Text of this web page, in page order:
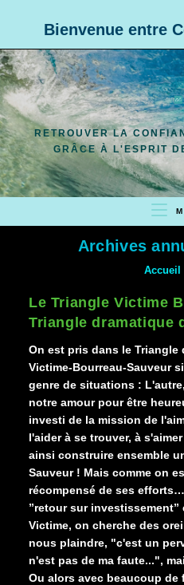
content
Bienvenue entre
RETROUVER LA
GRÂCE À L'ESPRIT
Archives
Accueil
Le Triangle Victime
Triangle dramatique
On est pris dans le Triangle
Victime-Bourreau-Sauveur
genre de situations :
notre amour pour être
investi de la mission de
l'aider à se trouver, à
ainsi construire ensemble
Sauveur ! Mais comme on
récompensé de ses
”retour sur
Victime, on cherche des
nous plaindre, "c'est un
n'est pas de ma faute...",
Ou alors avec beaucoup de